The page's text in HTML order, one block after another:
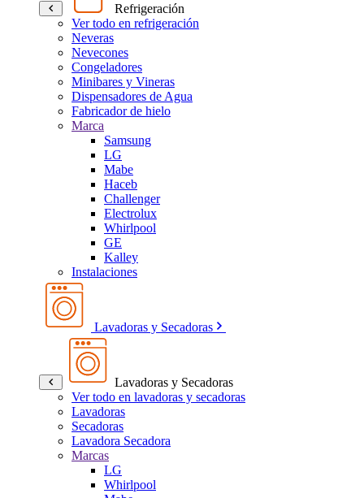
Refrigeración
Ver todo en refrigeración
Neveras
Nevecones
Congeladores
Minibares y Vineras
Dispensadores de Agua
Fabricador de hielo
Marca
Samsung
LG
Mabe
Haceb
Challenger
Electrolux
Whirlpool
GE
Kalley
Instalaciones
Lavadoras y Secadoras
Lavadoras y Secadoras
Ver todo en lavadoras y secadoras
Lavadoras
Secadoras
Lavadora Secadora
Marcas
LG
Whirlpool